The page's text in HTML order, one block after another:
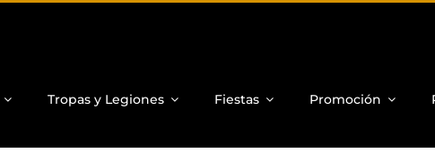
Tropas y Legiones Fiestas Promoción